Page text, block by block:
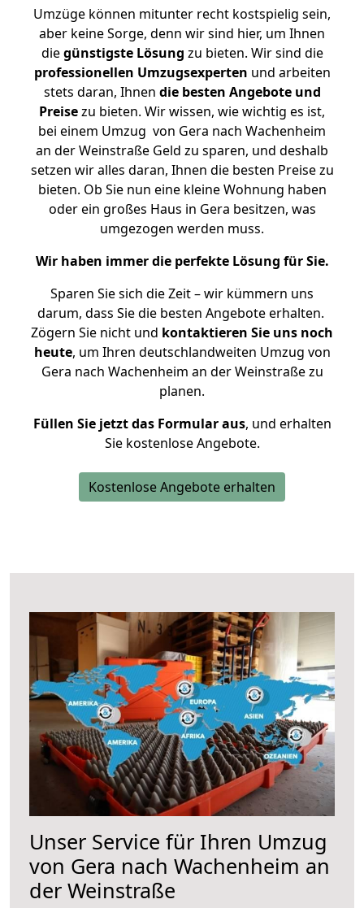
Umzüge können mitunter recht kostspielig sein,
aber keine Sorge, denn wir sind hier, um Ihnen
diegünstigste Lösung zu bieten. Wir sind die
professionellen Umzugsexperten und arbeiten
stets daran, Ihnen die besten Angebote und
Preisezu bieten. Wir wissen, wie wichtig es ist,
bei einem Umzug von Gera nach Wachenheim
an der Weinstraße Geld zu sparen, und deshalb
setzen wir alles daran, Ihnen die besten Preise zu
bieten. Ob Sie nun eine kleine Wohnung haben
oder ein großes Haus in Gera besitzen, was
umgezogen werden muss.
Wir haben immer die perfekte Lösung für Sie.
Sparen Sie sich die Zeit – wir kümmern uns
darum, dass Sie die besten Angebote erhalten.
Zögern Sie nicht und kontaktieren Sie uns noch
heute, um Ihren deutschlandweiten Umzug von
Gera nach Wachenheim an der Weinstraße zu
planen.
Füllen Sie jetzt das Formular aus, und erhalten
Sie kostenlose Angebote.
Kostenlose Angebote erhalten
Unser Service für Ihren Umzug
von Gera nach Wachenheim an
der Weinstraße